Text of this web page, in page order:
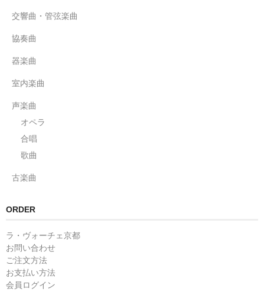
交響曲・管弦楽曲
協奏曲
器楽曲
室内楽曲
声楽曲
オペラ
合唱
歌曲
古楽曲
ORDER
ラ・ヴォーチェ京都
お問い合わせ
ご注文方法
お支払い方法
会員ログイン